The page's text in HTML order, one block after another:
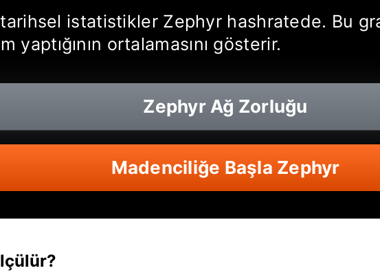
istatistikler Zephyr hashratede. Bu
yaptığının ortalamasını gösterir.
ZephyrAğ Zorluğu
Madenciliğe Başla Zephyr